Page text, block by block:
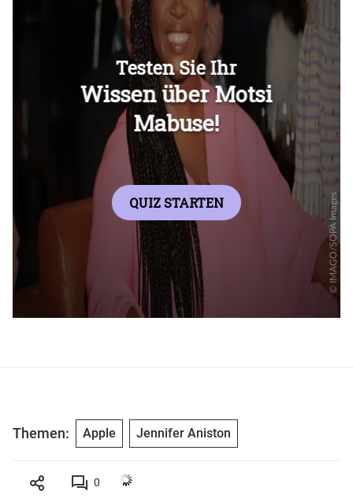
Überspringen
Themen: Apple Jennifer Aniston
0